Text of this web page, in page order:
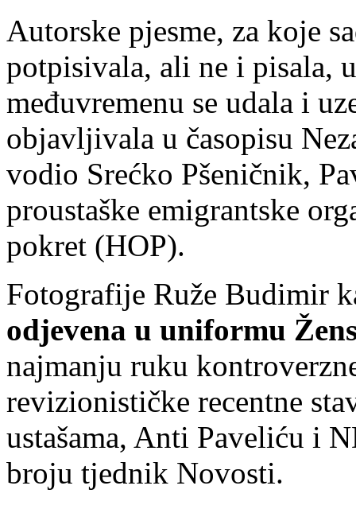
Autorske pjesme, za koje
potpisivala, ali ne i pisala,
međuvremenu se udala i
objavljivala u časopisu
vodio Srećko Pšeničnik,
proustaške emigrantske
pokret (HOP).
Fotografije Ruže Budimir
odjevena u uniformu
najmanju ruku
revizionističke recentne
ustašama, Anti Paveliću i
broju tjednik Novosti.